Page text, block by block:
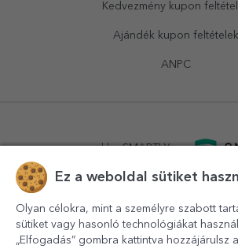
Kedvezmény kupon
Ajándék kupon feltételek
ANPC
powered bySMARTLY.ro
Ez a weboldal sütiket
Olyan célokra, mint a személyre szabott
sütiket vagy hasonló technológiákat
„Elfogadás” gombra kattintva hozzájárulsz